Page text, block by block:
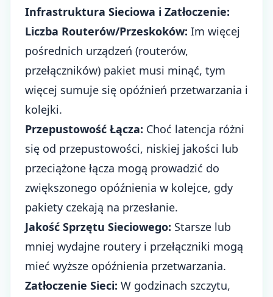
Infrastruktura Sieciowa i Zatłoczenie:
Liczba Routerów/Przeskoków: Im więcej
pośrednich urządzeń (routerów,
przełączników) pakiet musi minąć, tym
więcej sumuje się opóźnień przetwarzania i
kolejki.
Przepustowość Łącza: Choć latencja różni
się od przepustowości, niskiej jakości lub
przeciążone łącza mogą prowadzić do
zwiększonego opóźnienia w kolejce, gdy
pakiety czekają na przesłanie.
Jakość Sprzętu Sieciowego: Starsze lub
mniej wydajne routery i przełączniki mogą
mieć wyższe opóźnienia przetwarzania.
Zatłoczenie Sieci: W godzinach szczytu,